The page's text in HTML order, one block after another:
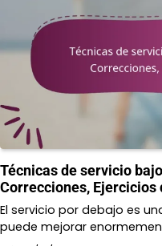
Técnicas de servicio
Correcciones, Ejercicios
El servicio por debajo es
puede mejorar